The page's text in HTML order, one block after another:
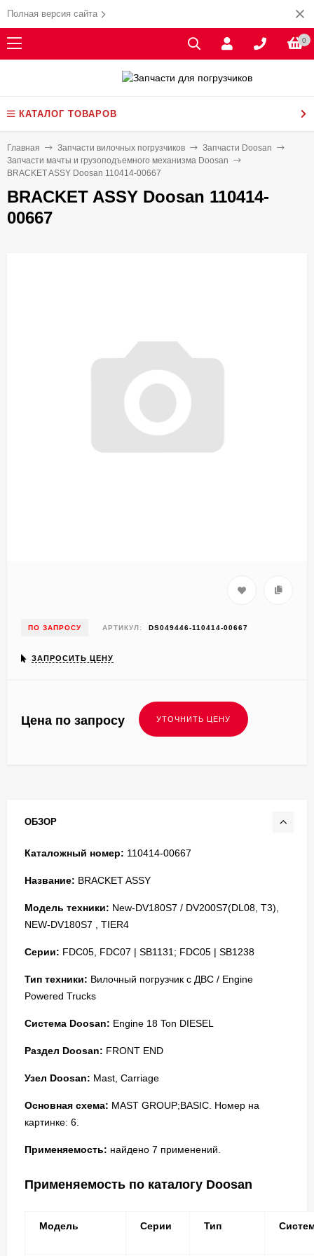
Полная версия сайта
0
КАТАЛОГ ТОВАРОВ
Главная Запчасти вилочных погрузчиков
Запчасти Doosan
Запчасти мачты и грузоподъемного механизма Doosan
BRACKET ASSY Doosan 110414-00667
BRACKET ASSY Doosan 110414-
00667
ПО ЗАПРОСУ АРТИКУЛ: DS049446-110414-00667
ЗАПРОСИТЬ ЦЕНУ
Цена по запросу
ОБЗОР
Каталожный номер: 110414-00667
Название: BRACKET ASSY
Модель техники: New-DV180S7 / DV200S7(DL08, T3),
NEW-DV180S7 , TIER4
Серии: FDC05, FDC07 | SB1131; FDC05 | SB1238
Тип техники: Вилочный погрузчик с ДВС / Engine
Powered Trucks
Система Doosan: Engine 18 Ton DIESEL
Раздел Doosan: FRONT END
Узел Doosan: Mast, Carriage
Основная схема: MAST GROUP;BASIC. Номер на
картинке: 6.
Применяемость: найдено 7 применений.
Применяемость по каталогу Doosan
Модель Серии Тип